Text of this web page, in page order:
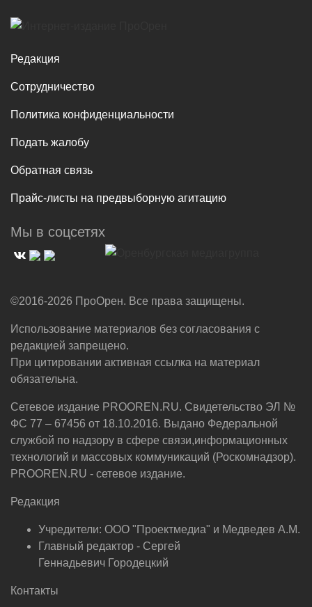
Редакция
Сотрудничество
Политика конфиденциальности
Подать жалобу
Обратная связь
Прайс-листы на предвыборную агитацию
Мы в соцсетях
©2016-2026 ПроОрен. Все права защищены.
Использование материалов без согласования с
редакцией запрещено.
При цитировании активная ссылка на материал
обязательна.
Сетевое издание PROOREN.RU. Свидетельство ЭЛ №
ФС 77 – 67456 от 18.10.2016. Выдано Федеральной
службой по надзору в сфере связи,информационных
технологий и массовых коммуникаций (Роскомнадзор).
PROOREN.RU - сетевое издание.
Редакция
Учредители: ООО "Проектмедиа" и Медведев А.М.
Главный редактор - Сергей
Геннадьевич Городецкий
Контакты